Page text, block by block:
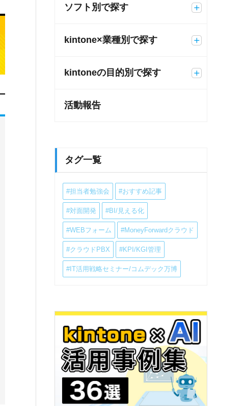
ソフト別で探す
kintone×業種別で探す
kintoneの目的別で探す
活動報告
タグ一覧
#担当者勉強会 #おすすめ記事
#対面開発 #BI/見える化
#WEBフォーム #MoneyForwardクラウド
#クラウドPBX #KPI/KGI管理
#IT活用戦略セミナー/コムデック万博